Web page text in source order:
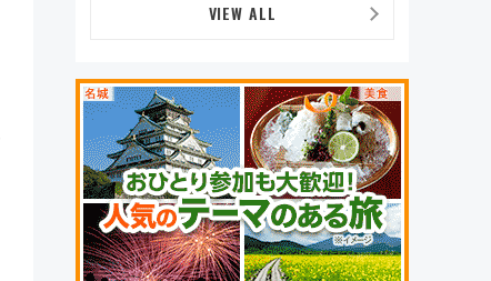
VIEW ALL